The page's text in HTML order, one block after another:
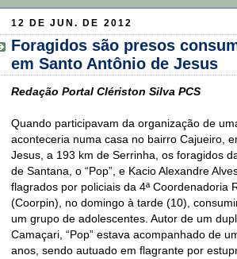
12 DE JUN. DE 2012
Foragidos são presos
em Santo Antônio de Jesus
Redação Portal Clériston Silva PCS
Quando participavam da organização de
aconteceria numa casa no bairro Cajueiro,
Jesus, a 193 km de Serrinha, os foragidos
de Santana, o “Pop”, e Kacio Alexandre
flagrados por policiais da 4ª Coordenadoria
(Coorpin), no domingo à tarde (10),
um grupo de adolescentes. Autor de um
Camaçari, “Pop” estava acompanhado de
anos, sendo autuado em flagrante por